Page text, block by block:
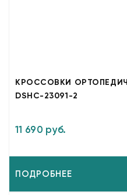
КРОССОВКИ
DSHC-23091-2
11 690 руб.
ПОДРОБНЕЕ